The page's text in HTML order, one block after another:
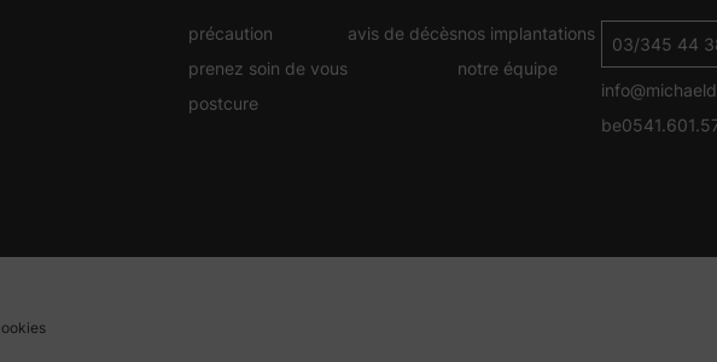
précaution
prenez soin de vous
postcure
avis de décèsnos implantations
notre équipe
03/345 44